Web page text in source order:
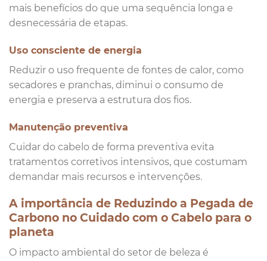
mais benefícios do que uma sequência longa e
desnecessária de etapas.
Uso consciente de energia
Reduzir o uso frequente de fontes de calor, como
secadores e pranchas, diminui o consumo de
energia e preserva a estrutura dos fios.
Manutenção preventiva
Cuidar do cabelo de forma preventiva evita
tratamentos corretivos intensivos, que costumam
demandar mais recursos e intervenções.
A importância de Reduzindo a Pegada de
Carbono no Cuidado com o Cabelo para o
planeta
O impacto ambiental do setor de beleza é